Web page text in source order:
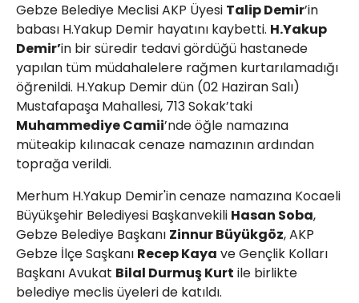
Gebze Belediye Meclisi AKP Üyesi Talip Demir’in
babası H.Yakup Demir hayatını kaybetti. H.Yakup
Demir’in bir süredir tedavi gördüğü hastanede
yapılan tüm müdahalelere rağmen kurtarılamadığı
öğrenildi. H.Yakup Demir dün (02 Haziran Salı)
Mustafapaşa Mahallesi, 713 Sokak’taki
Muhammediye Camii’nde öğle namazına
müteakip kılınacak cenaze namazının ardından
toprağa verildi.
Merhum H.Yakup Demir'in cenaze namazına Kocaeli
Büyükşehir Belediyesi Başkanvekili Hasan Soba,
Gebze Belediye Başkanı Zinnur Büyükgöz, AKP
Gebze İlçe Saşkanı Recep Kaya ve Gençlik Kolları
Başkanı Avukat Bilal Durmuş Kurt ile birlikte
belediye meclis üyeleri de katıldı.